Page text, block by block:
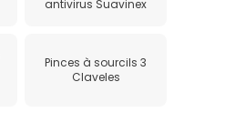
antivirus Suavinex
Pinces à sourcils 3
Claveles